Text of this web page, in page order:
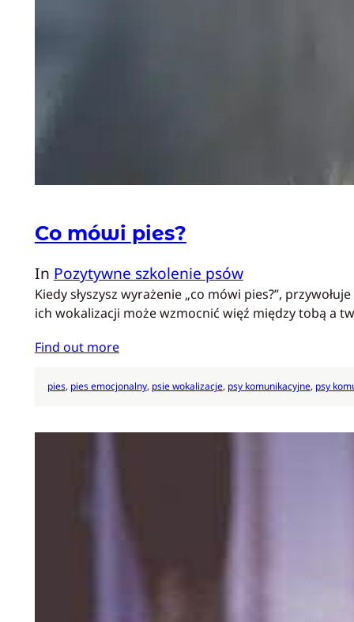
Co mówi pies?
In Pozytywne szkolenie psów
Kiedy słyszysz wyrażenie „co mówi pies?”,
ich wokalizacji może wzmocnić więź między tobą a
Find out more
pies, pies emocjonalny, psie wokalizacje, psy komunikacyjne, psy